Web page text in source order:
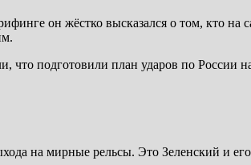
он жёстко высказался о том, кто
что подготовили план ударов по России
на мирные рельсы. Это Зеленский и